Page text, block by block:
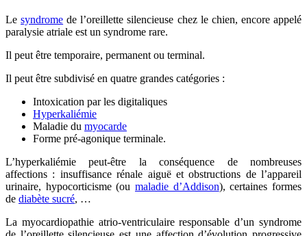
Lesyndrome de l’oreillette silencieuse chez le chien, encore appelé
paralysie atriale est un syndrome rare.
Il peut être temporaire, permanent ou terminal.
Il peut être subdivisé en quatre grandes catégories :
Intoxication par les digitaliques
Hyperkaliémie
Maladie du myocarde
Forme pré-agonique terminale.
L’hyperkaliémie peut-être la conséquence de nombreuses
affections : insuffisance rénale aiguë et obstructions de l’appareil
urinaire, hypocorticisme (ou maladie d’Addison), certaines formes
de diabète sucré, …
La myocardiopathie atrio-ventriculaire responsable d’un syndrome